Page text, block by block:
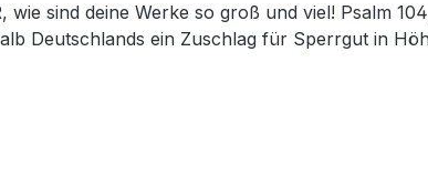
sind deine Werke so groß und viel! Psalm
Deutschlands ein Zuschlag für Sperrgut in